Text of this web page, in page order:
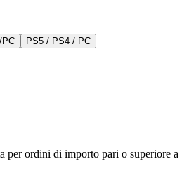
PC PS5 / PS4 / PC
per ordini di importo pari o superiore a